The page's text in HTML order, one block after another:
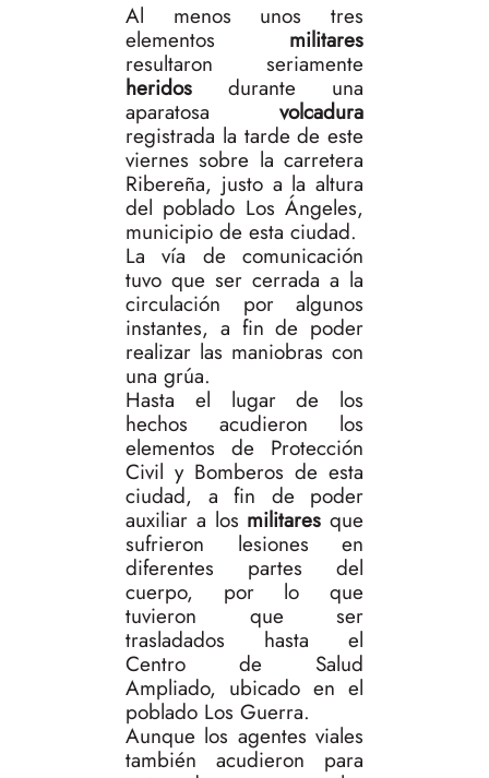
Al menos unos tres
elementos militares
resultaron seriamente
heridos durante una
aparatosa volcadura
registrada la tarde de este
viernes sobre la carretera
Ribereña, justo a la altura
del poblado Los Ángeles,
municipio de esta ciudad.
La vía de comunicación
tuvo que ser cerrada a la
circulación por algunos
instantes, a fin de poder
realizar las maniobras con
una grúa.
Hasta el lugar de los
hechos acudieron los
elementos de Protección
Civil y Bomberos de esta
ciudad, a fin de poder
auxiliar a los militares que
sufrieron lesiones en
diferentes partes del
cuerpo, por lo que
tuvieron que ser
trasladados hasta el
Centro de Salud
Ampliado, ubicado en el
poblado Los Guerra.
Aunque los agentes viales
también acudieron para